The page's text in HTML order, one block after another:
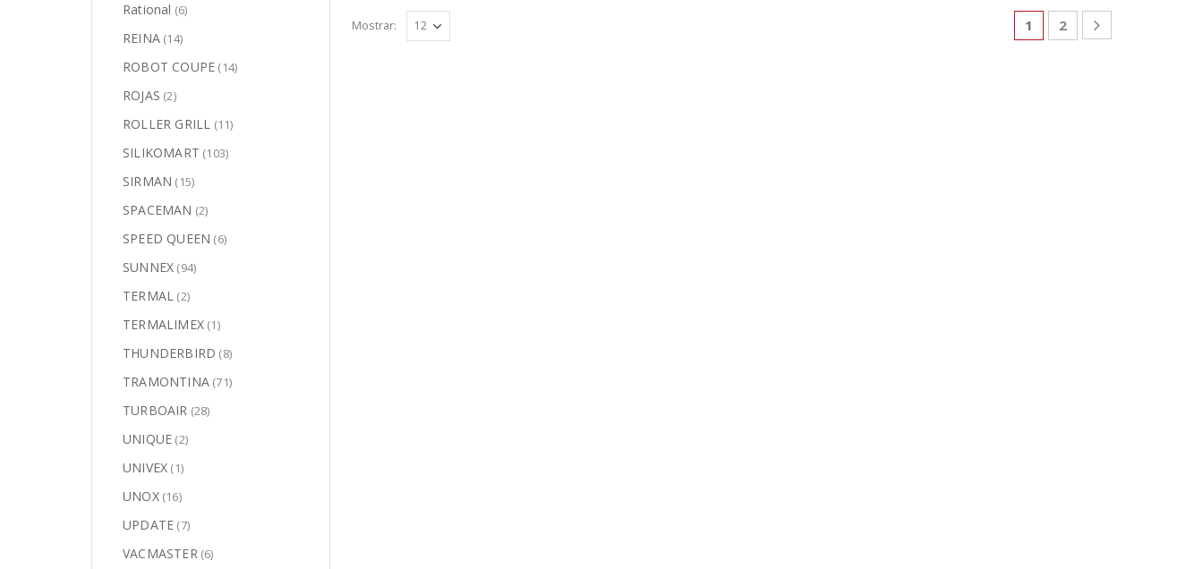
Mostrar: 1 2
Rational (6)
REINA (14)
ROBOT COUPE (14)
ROJAS (2)
ROLLER GRILL (11)
SILIKOMART (103)
SIRMAN (15)
SPACEMAN (2)
SPEED QUEEN (6)
SUNNEX (94)
TERMAL (2)
TERMALIMEX (1)
THUNDERBIRD (8)
TRAMONTINA (71)
TURBOAIR (28)
UNIQUE (2)
UNIVEX (1)
UNOX (16)
UPDATE (7)
VACMASTER (6)